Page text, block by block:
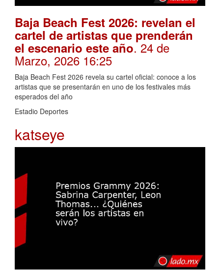
Baja Beach Fest 2026: revelan el
cartel de artistas que prenderán
el escenario este año. 24 de
Marzo, 2026 16:25
Baja Beach Fest 2026 revela su cartel oficial: conoce a los
artistas que se presentarán en uno de los festivales más
esperados del año
Estadio Deportes
katseye